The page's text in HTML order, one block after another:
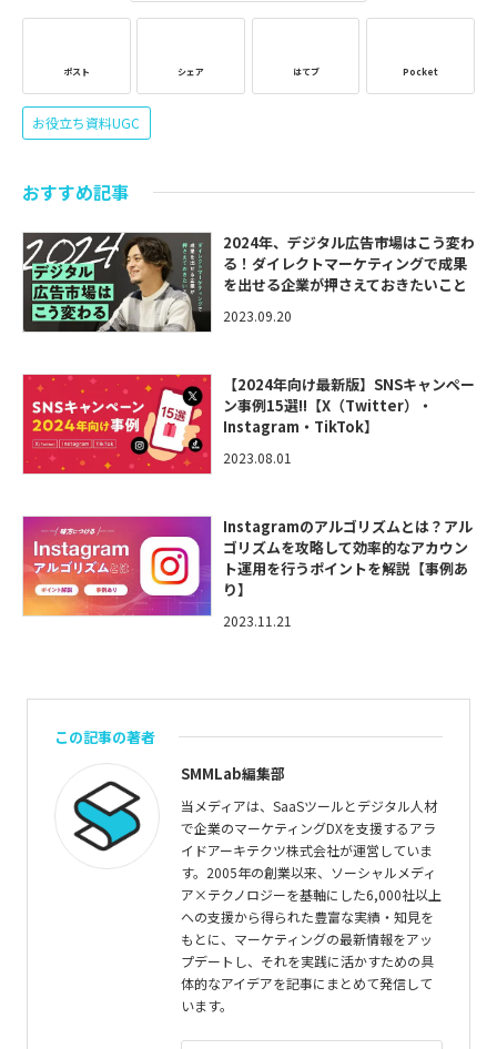
ポスト シェア はてブ Pocket
お役立ち資料UGC
おすすめ記事
2024年、デジタル広告市場はこう変わ
る！ダイレクトマーケティングで成果
を出せる企業が押さえておきたいこと
2023.09.20
【2024年向け最新版】SNSキャンペー
ン事例15選!!【X（Twitter）・
Instagram・TikTok】
2023.08.01
Instagramのアルゴリズムとは？アル
ゴリズムを攻略して効率的なアカウン
ト運用を行うポイントを解説【事例あ
り】
2023.11.21
この記事の著者
SMMLab編集部
当メディアは、SaaSツールとデジタル人材
で企業のマーケティングDXを支援するアラ
イドアーキテクツ株式会社が運営していま
す。2005年の創業以来、ソーシャルメディ
ア×テクノロジーを基軸にした6,000社以上
への支援から得られた豊富な実績・知見を
もとに、マーケティングの最新情報をアッ
プデートし、それを実践に活かすための具
体的なアイデアを記事にまとめて発信して
います。